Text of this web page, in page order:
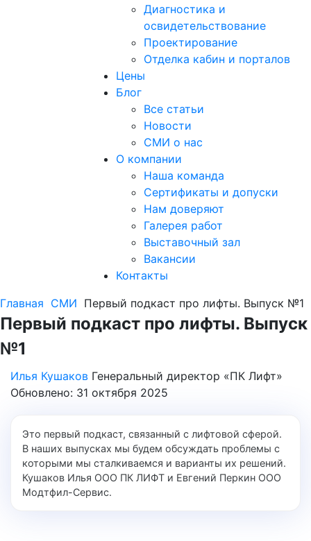
Диагностика и
освидетельствование
Проектирование
Отделка кабин и порталов
Цены
Блог
Все статьи
Новости
СМИ о нас
О компании
Наша команда
Сертификаты и допуски
Нам доверяют
Галерея работ
Выставочный зал
Вакансии
Контакты
Главная СМИ Первый подкаст про лифты. Выпуск №1
Первый подкаст про лифты. Выпуск
№1
Илья Кушаков Генеральный директор «ПК Лифт»
Обновлено: 31 октября 2025
Это первый подкаст, связанный с лифтовой сферой.
В наших выпусках мы будем обсуждать проблемы с
которыми мы сталкиваемся и варианты их решений.
Кушаков Илья ООО ПК ЛИФТ и Евгений Перкин ООО
Модтфил-Сервис.